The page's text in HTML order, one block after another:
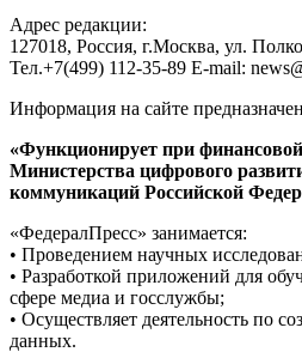
Адрес редакции:
127018, Россия, г.Москва, ул.
Тел.+7(499) 112-35-89 E-mail:
Информация на сайте
«Функционирует при
Министерства цифрового
коммуникаций Российской
«ФедералПресс» занимается:
• Проведением научных
• Разработкой приложений для
сфере медиа и госслужбы;
• Осуществляет деятельность по
данных.